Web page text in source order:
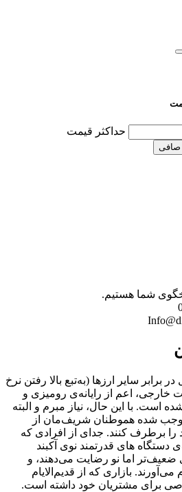
حداكثر قيمت
صافی
برابر سایر ارزها (به‌تبع بالا رفتن نرخ
خارجی، اعم از رایانه‌ی رومیزی و
است. با این حال، نیاز مبرم و البته
موجب شده هموطنان شریف‌مان از
را برطرف کنند. جدای از افرادی که
دستگاه های قدرتمند نوی آکبند
ضعیف‌تر اما نو رضایت می‌دهند، و
بازاری که از قدیم‌الایام
برای مشتریان خود داشته است.